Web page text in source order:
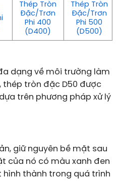
Thép Tròn
Đặc/Trơn
Phi 400
(D400)
Thép Tròn
Đặc/Trơn
Phi 500
(D500)
dạng về môi trường làm
thép tròn đặc D50 được
trên phương pháp xử lý
giữ nguyên bề mặt sau
của nó có màu xanh đen
thành trong quá trình